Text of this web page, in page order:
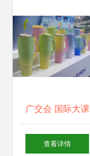
广交会 国际大课
堂，国潮出海以“创
查看详情